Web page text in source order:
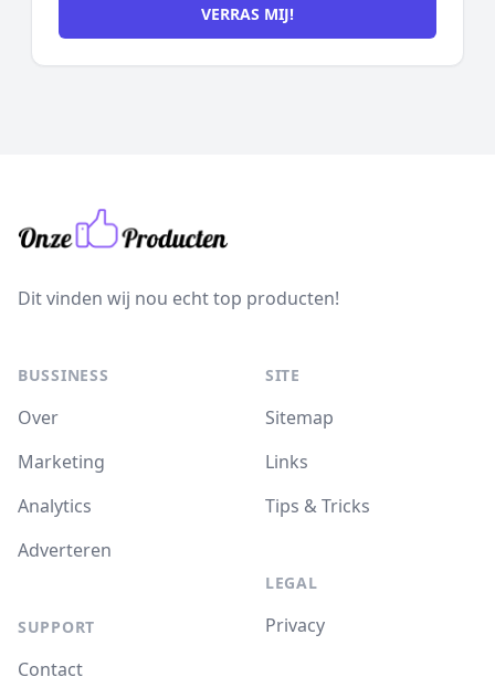
VERRAS MIJ!
Dit vinden wij nou echt top producten!
BUSSINESS
Over
Marketing
Analytics
Adverteren
SUPPORT
Contact
SITE
Sitemap
Links
Tips & Tricks
LEGAL
Privacy